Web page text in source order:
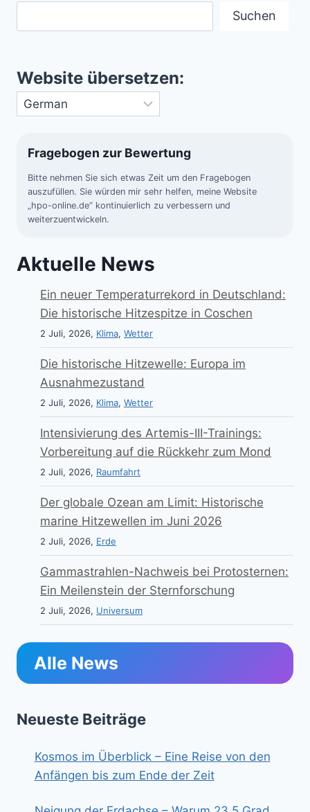
Suchen
Website übersetzen:
Fragebogen zur Bewertung
Bitte nehmen Sie sich etwas Zeit um den Fragebogen
auszufüllen. Sie würden mir sehr helfen, meine Website
„hpo-online.de“ kontinuierlich zu verbessern und
weiterzuentwickeln.
Aktuelle News
Ein neuer Temperaturrekord in Deutschland:
Die historische Hitzespitze in Coschen
2 Juli, 2026, Klima, Wetter
Die historische Hitzewelle: Europa im
Ausnahmezustand
2 Juli, 2026, Klima, Wetter
Intensivierung des Artemis-III-Trainings:
Vorbereitung auf die Rückkehr zum Mond
2 Juli, 2026, Raumfahrt
Der globale Ozean am Limit: Historische
marine Hitzewellen im Juni 2026
2 Juli, 2026, Erde
Gammastrahlen-Nachweis bei Protosternen:
Ein Meilenstein der Sternforschung
2 Juli, 2026, Universum
Alle News
Neueste Beiträge
Kosmos im Überblick – Eine Reise von den
Anfängen bis zum Ende der Zeit